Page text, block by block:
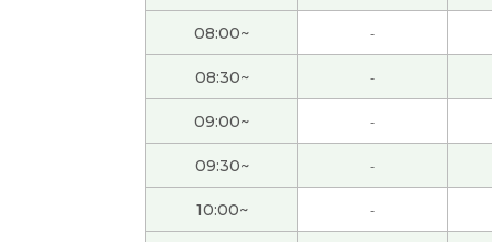
谢谢您给我上课。我相信把您有积极的态度
今天的上课谢谢你！今天认识你很高兴了，
谢谢您的课。我很高兴认识老师。我出生在
现在之中没有很大的变化。不振的行情很长。
親切でいい人だなーって思いました🙇
08:00~ -
08:30~ -
09:00~ -
09:30~ -
10:00~ -